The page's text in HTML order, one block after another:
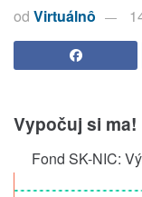
od Virtuálnô
Vypočuj si ma!
Fond SK-NIC:
2026 uzavretá,